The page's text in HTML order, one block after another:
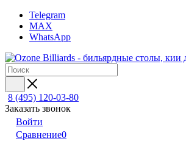
Telegram
MAX
WhatsApp
8 (495) 120-03-80
Заказать звонок
Войти
Сравнение0